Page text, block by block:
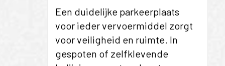
Een duidelijke parkeerplaats
voor ieder vervoermiddel zorgt
voor veiligheid en ruimte. In
gespoten of zelfklevende